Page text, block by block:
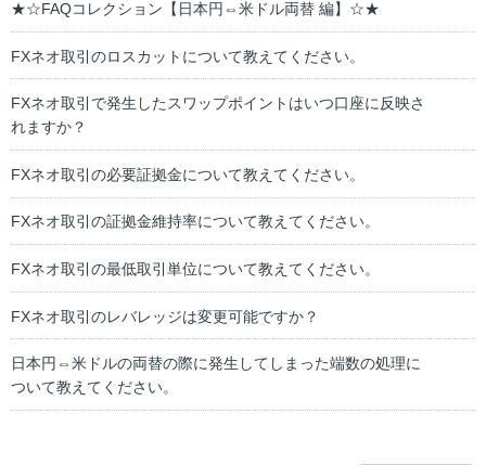
★☆FAQコレクション【日本円⇔米ドル両替 編】☆★
FXネオ取引のロスカットについて教えてください。
FXネオ取引で発生したスワップポイントはいつ口座に反映さ
れますか？
FXネオ取引の必要証拠金について教えてください。
FXネオ取引の証拠金維持率について教えてください。
FXネオ取引の最低取引単位について教えてください。
FXネオ取引のレバレッジは変更可能ですか？
日本円⇔米ドルの両替の際に発生してしまった端数の処理に
ついて教えてください。